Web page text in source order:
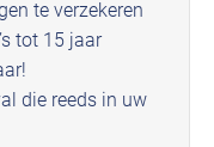
te verzekeren
tot 15 jaar
die reeds in uw